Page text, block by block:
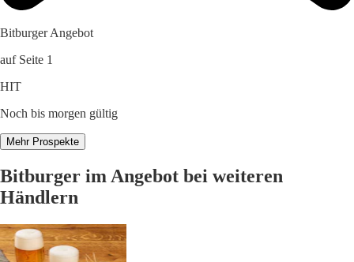
Bitburger Angebot
auf Seite 1
HIT
Noch bis morgen gültig
Mehr Prospekte
Bitburger im Angebot bei weiteren
Händlern